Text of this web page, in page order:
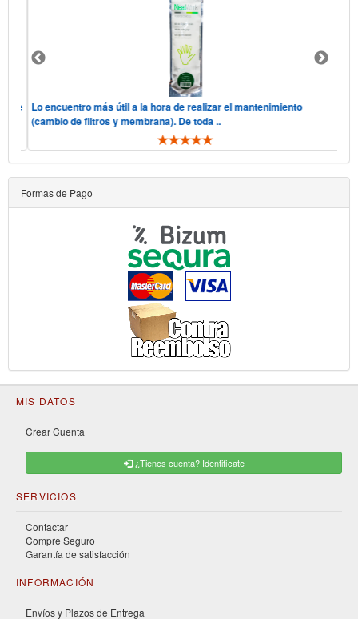
Lo encuentro más útil a la hora de realizar el mantenimiento
(cambio de filtros y membrana). De toda ..
Formas de Pago
MIS DATOS
Crear Cuenta
¿Tienes cuenta? Identificate
SERVICIOS
Contactar
Compre Seguro
Garantía de satisfacción
INFORMACIÓN
Envíos y Plazos de Entrega